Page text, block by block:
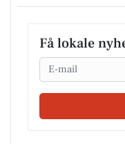
Få lokale
Email